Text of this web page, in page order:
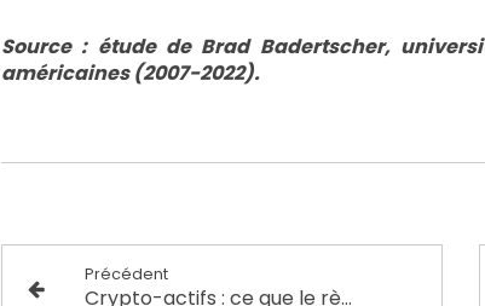
Source : étude de Brad Badertscher,
américaines (2007-2022).
Précédent
Crypto-actifs : ce que le règlement MiCA change concrètement pour les épargnants